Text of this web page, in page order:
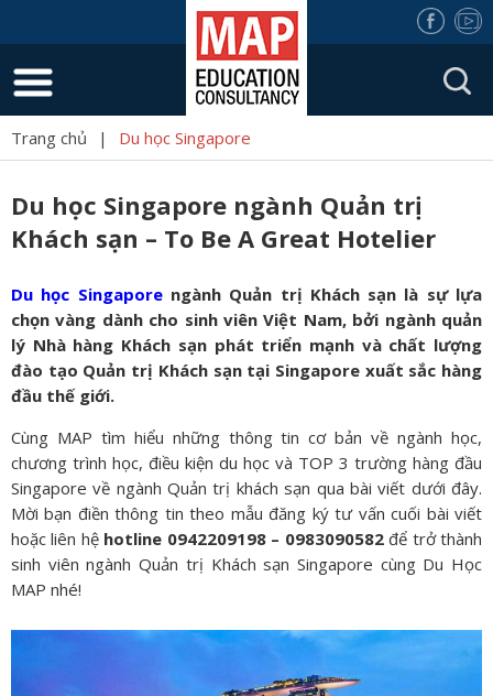
Trang chủ | Du học Singapore
Du học Singapore ngành Quản trị
Khách sạn – To Be A Great Hotelier
Du học Singaporengành Quản trị Khách sạn là sự lựa
chọn vàng dành cho sinh viên Việt Nam, bởi ngành quản
lý Nhà hàng Khách sạn phát triển mạnh và chất lượng
đào tạo Quản trị Khách sạn tại Singapore xuất sắc hàng
đầu thế giới.
Cùng MAP tìm hiểu những thông tin cơ bản về ngành học,
chương trình học, điều kiện du học và TOP 3 trường hàng đầu
Singapore về ngành Quản trị khách sạn qua bài viết dưới đây.
Mời bạn điền thông tin theo mẫu đăng ký tư vấn cuối bài viết
hoặc liên hệ hotline 0942209198 – 0983090582để trở thành
sinh viên ngành Quản trị Khách sạn Singapore cùng Du Học
MAP nhé!